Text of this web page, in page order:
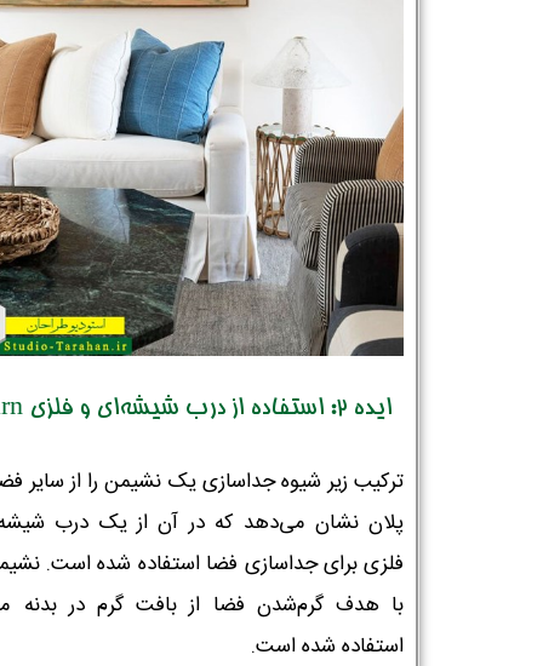
ایده 2: استفاده از درب شیشه‌ای و فلزی barn
ترکیب زیر شیوه جداسازی یک نشیمن را از سایر
پلان نشان می‌دهد که در آن از یک درب
فلزی برای جداسازی فضا استفاده شده است.
با هدف گرم‌شدن فضا از بافت گرم در بدنه
استفاده شده است.